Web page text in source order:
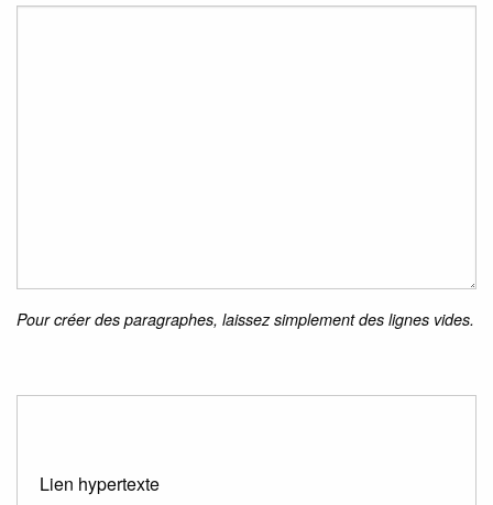
Pour créer des paragraphes, laissez simplement des lignes vides.
Lien hypertexte